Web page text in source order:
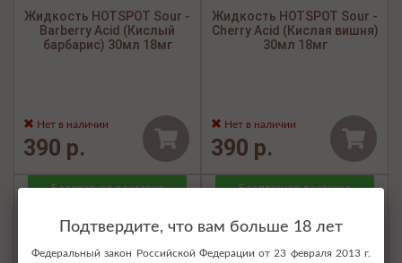
Жидкость HOTSPOT Sour -
Barberry Acid (Кислый
барбарис) 30мл 18мг
Нет в наличии
390 р.
Жидкость HOTSPOT Sour -
Cherry Acid (Кислая вишня)
30мл 18мг
Нет в наличии
390 р.
Бесплатная доставка Бесплатная доставка
Подтвердите, что вам больше 18 лет
Федеральный закон Российской Федерации от 23 февраля 2013 г.